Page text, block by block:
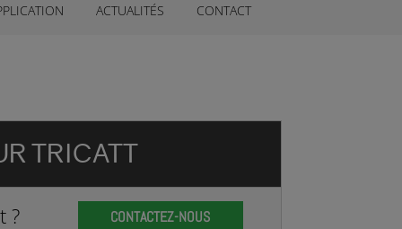
ACTUALITÉS CONTACT
TRICATT
? CONTACTEZ-NOUS